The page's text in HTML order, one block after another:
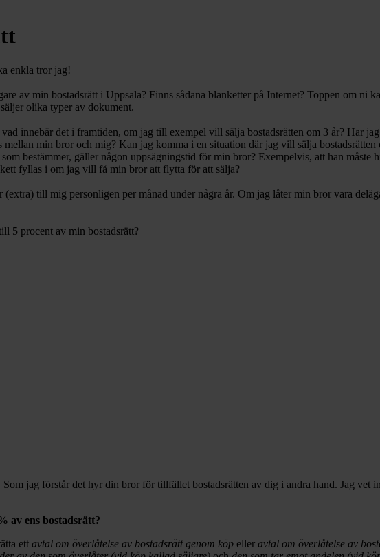
enkla tror jag!
av min bostadsrätt i Uppsala? Finns sådana blanketter på Internet? Toppen om ni
olika typer av dokument.
innebär det i framtiden, om jag till exempel vill sälja bostadsrätten om 3 år? Har
mellan min bror och mig? Kan jag komma i en situation där jag vill sälja
bestämmer, gäller någon uppsägningstid för min bror? Exempelvis, att han måste
fyllas i om jag vill få min bror att flytta för att sälja?
till mig personligen per månad under några år. Om jag låter min bror vara
5 procent av min bostadsrätt?
jag förstår det hyr din bror för tillfället bostadsrätten av dig i andra hand. Jag vet
av ens bostadsrätt?
ett avtal om överlåtelse av bostadsrätt genom köp eller avtal om överlåtelse av